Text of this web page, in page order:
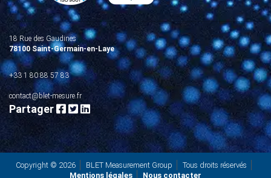
18 Rue des Gaudines
78100 Saint-Germain-en-Laye
+33 1 80 88 57 83
contact@blet-mesure.fr
Partager
Copyright © 2026 BLET Measurement Group
Tous droits réservés
Mentions légales
Nous contacter